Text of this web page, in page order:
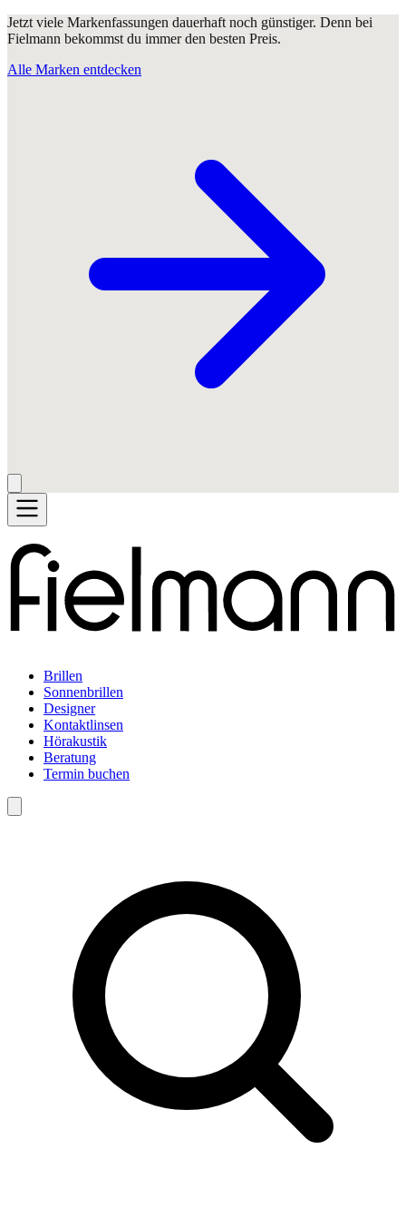
Jetzt viele Markenfassungen dauerhaft noch günstiger. Denn bei
Fielmann bekommst du immer den besten Preis.
Alle Marken entdecken
Brillen
Sonnenbrillen
Designer
Kontaktlinsen
Hörakustik
Beratung
Termin buchen